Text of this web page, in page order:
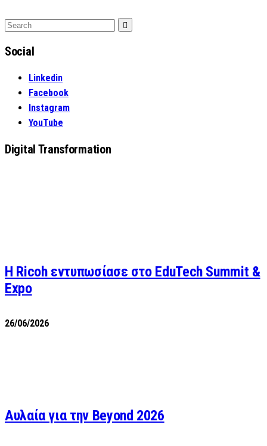
Search
Social
Linkedin
Facebook
Instagram
YouTube
Digital Transformation
Η Ricoh εντυπωσίασε στο EduTech Summit &
Expo
26/06/2026
Αυλαία για την Beyond 2026